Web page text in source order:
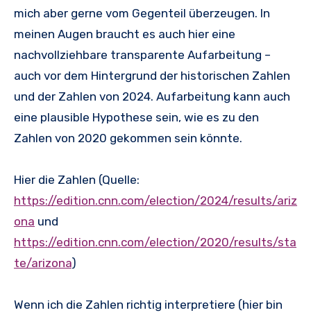
mich aber gerne vom Gegenteil überzeugen. In
meinen Augen braucht es auch hier eine
nachvollziehbare transparente Aufarbeitung –
auch vor dem Hintergrund der historischen Zahlen
und der Zahlen von 2024. Aufarbeitung kann auch
eine plausible Hypothese sein, wie es zu den
Zahlen von 2020 gekommen sein könnte.
Hier die Zahlen (Quelle:
https://edition.cnn.com/election/2024/results/ariz
ona und
https://edition.cnn.com/election/2020/results/sta
te/arizona)
Wenn ich die Zahlen richtig interpretiere (hier bin